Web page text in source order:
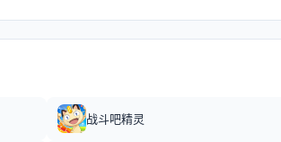
战斗吧精灵